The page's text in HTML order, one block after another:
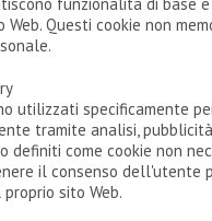
funzionalità di base
Questi cookie non
utilizzati specificamente
tramite analisi,
definiti come cookie non
il consenso dell'utente
sito Web.